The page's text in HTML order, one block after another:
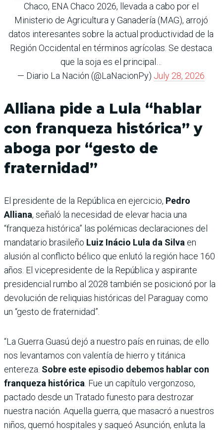
Chaco, ENA Chaco 2026, llevada a cabo por el
Ministerio de Agricultura y Ganadería (MAG), arrojó
datos interesantes sobre la actual productividad de la
Región Occidental en términos agrícolas. Se destaca
que la soja es el principal…
— Diario La Nación (@LaNacionPy) July 28, 2026
Alliana pide a Lula “hablar
con franqueza histórica” y
aboga por “gesto de
fraternidad”
El presidente de la República en ejercicio, Pedro
Alliana, señaló la necesidad de elevar hacia una
“franqueza histórica” las polémicas declaraciones del
mandatario brasileño Luiz Inácio Lula da Silva en
alusión al conflicto bélico que enlutó la región hace 160
años. El vicepresidente de la República y aspirante
presidencial rumbo al 2028 también se posicionó por la
devolución de reliquias históricas del Paraguay como
un “gesto de fraternidad”.
“La Guerra Guasú dejó a nuestro país en ruinas; de ello
nos levantamos con valentía de hierro y titánica
entereza. Sobre este episodio debemos hablar con
franqueza histórica . Fue un capítulo vergonzoso,
pactado desde un Tratado funesto para destrozar
nuestra nación. Aquella guerra, que masacró a nuestros
niños, quemó hospitales y saqueó Asunción, enluta la